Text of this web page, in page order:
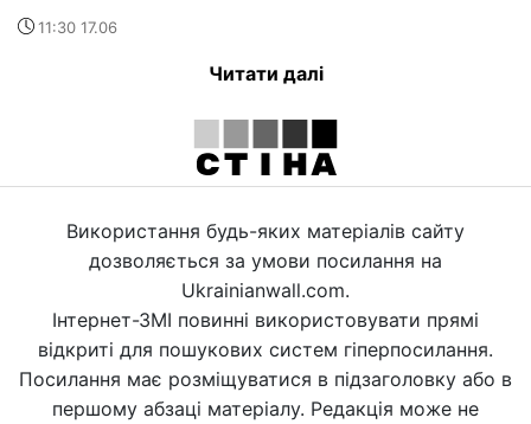
11:30 17.06
Читати далі
Використання будь-яких матеріалів сайту
дозволяється за умови посилання на
Ukrainianwall.com.
Інтернет-ЗМІ повинні використовувати прямі
відкриті для пошукових систем гіперпосилання.
Посилання має розміщуватися в підзаголовку або в
першому абзаці матеріалу. Редакція може не